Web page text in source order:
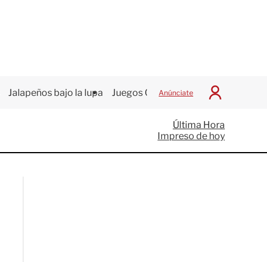
Jalapeños bajo la lupa Juegos Centroamericanos
Anúnciate
I
c
i
a
Última Hora
Impreso de hoy